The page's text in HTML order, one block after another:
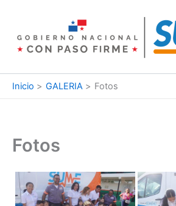
contenido
Inicio GALERIA Fotos
Fotos